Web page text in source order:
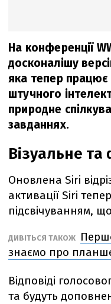
На конференції
досконалішу
яка тепер працює
штучного
природне
завданнях.
Візуальне
Оновлена Siri
активації Siri
підсвічуванням,
ДИВІТЬСЯ ТАКОЖ
знаємо про
Відповіді
та будуть